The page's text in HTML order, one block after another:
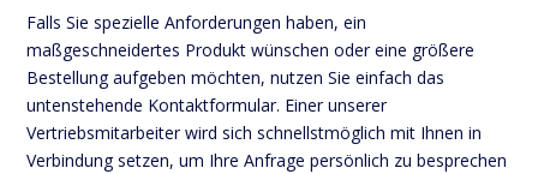
Falls Sie spezielle Anforderungen haben, ein
maßgeschneidertes Produkt wünschen oder eine größere
Bestellung aufgeben möchten, nutzen Sie einfach das
untenstehende Kontaktformular. Einer unserer
Vertriebsmitarbeiter wird sich schnellstmöglich mit Ihnen in
Verbindung setzen, um Ihre Anfrage persönlich zu besprechen